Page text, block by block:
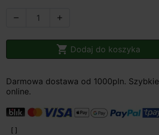
 
 Dodaj do koszyka
Darmowa dostawa od 1000pln.
online.